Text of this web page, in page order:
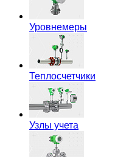
Уровнемеры
Теплосчетчики
Узлы учета